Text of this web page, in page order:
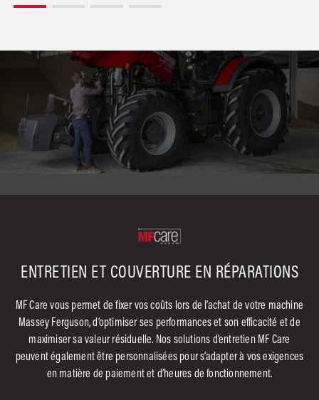
ENTRETIEN ET COUVERTURE EN RÉPARATIONS
MF Care vous permet de fixer vos coûts lors de l’achat de votre machine
Massey Ferguson, d’optimiser ses performances et son efficacité et de
maximiser sa valeur résiduelle. Nos solutions d’entretien MF Care
peuvent également être personnalisées pour s’adapter à vos exigences
en matière de paiement et d’heures de fonctionnement.